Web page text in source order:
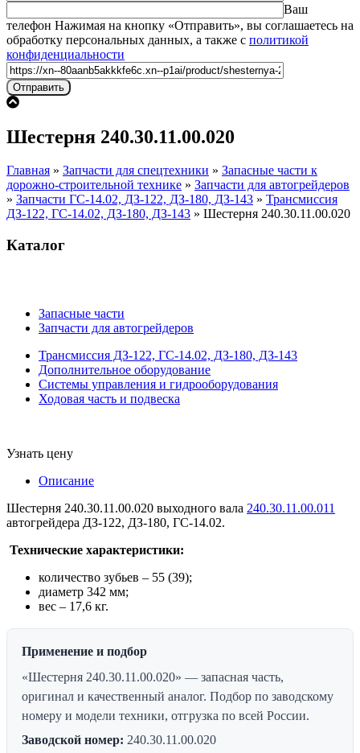
Ваш
телефон Оставьте это поле пустым.
Нажимая на кнопку «Отправить», вы соглашаетесь на
обработку персональных данных, а также с политикой
конфиденциальности
Шестерня 240.30.11.00.020
Главная » Запчасти для спецтехники » Запасные части к
дорожно-строительной технике » Запчасти для автогрейдеров
» Запчасти ГС-14.02, ДЗ-122, ДЗ-180, ДЗ-143 » Трансмиссия
ДЗ-122, ГС-14.02, ДЗ-180, ДЗ-143 » Шестерня 240.30.11.00.020
Каталог
Запасные части
Запчасти для автогрейдеров
Трансмиссия ДЗ-122, ГС-14.02, ДЗ-180, ДЗ-143
Дополнительное оборудование
Системы управления и гидрооборудования
Ходовая часть и подвеска
Узнать цену
Описание
Шестерня 240.30.11.00.020 выходного вала 240.30.11.00.011
автогрейдера ДЗ-122, ДЗ-180, ГС-14.02.
Технические характеристики:
количество зубьев – 55 (39);
диаметр 342 мм;
вес – 17,6 кг.
Применение и подбор
«Шестерня 240.30.11.00.020» — запасная часть,
оригинал и качественный аналог. Подбор по заводскому
номеру и модели техники, отгрузка по всей России.
Заводской номер: 240.30.11.00.020